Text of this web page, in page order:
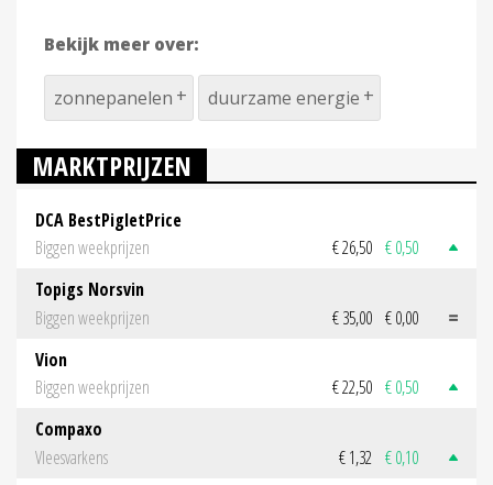
Bekijk meer over:
zonnepanelen duurzame energie
MARKTPRIJZEN
DCA BestPigletPrice
Biggen weekprijzen
€ 26,50 € 0,50
Topigs Norsvin
Biggen weekprijzen
€ 35,00 € 0,00
Vion
Biggen weekprijzen
€ 22,50 € 0,50
Compaxo
Vleesvarkens
€ 1,32 € 0,10